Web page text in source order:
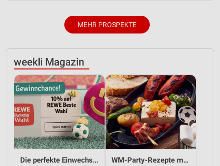
MEHR PROSPEKTE
weekli Magazin
Die perfekte Einwechslung: Dein Fan-Bonus!* WM-Party-Rezepte mit REWE!